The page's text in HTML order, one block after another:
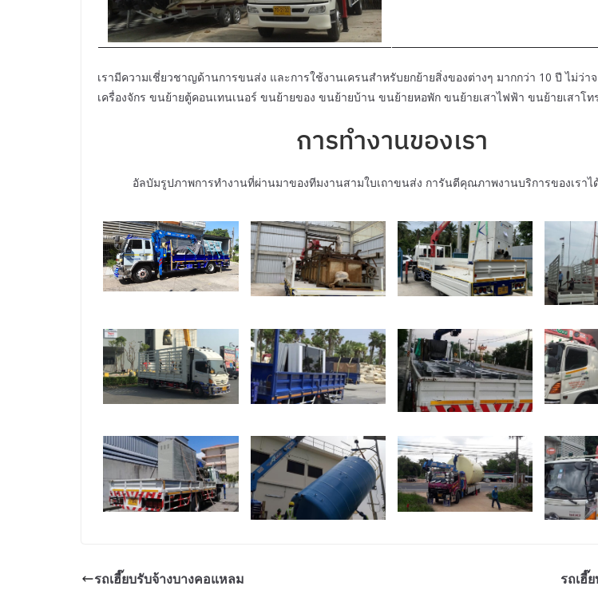
เรามีความเชี่ยวชาญด้านการขนส่ง และการใช้งานเครนสำหรับยกย้ายสิ่งของต่างๆ มากกว่า 10 ปี ไม่ว่า
เครื่องจักร ขนย้ายตู้คอนเทนเนอร์ ขนย้ายของ ขนย้ายบ้าน ขนย้ายหอพัก ขนย้ายเสาไฟฟ้า ขนย้ายเสาโท
การทำงานของเรา
อัลบัมรูปภาพการทำงานที่ผ่านมาของทีมงานสามใบเถาขนส่ง การันตีคุณภาพงานบริการของเราไ
รถเฮี๊ยบรับจ้างบางคอแหลม รถเฮี๊